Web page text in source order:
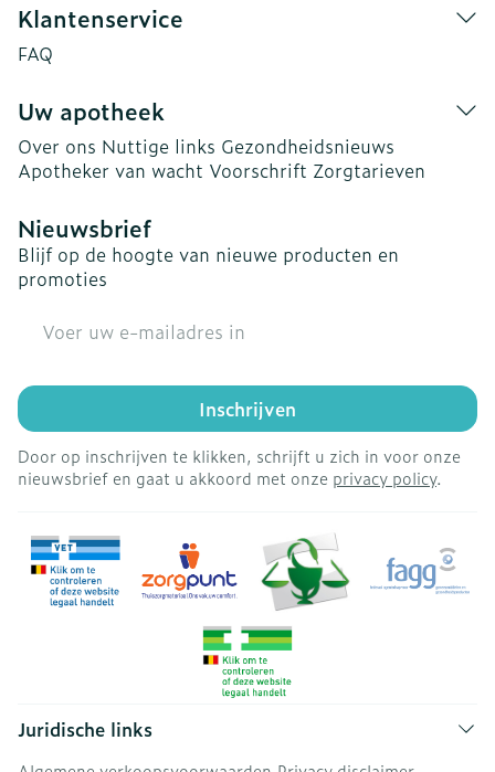
Klantenservice
FAQ
Uw apotheek
Over ons Nuttige links Gezondheidsnieuws
Apotheker van wacht Voorschrift Zorgtarieven
Nieuwsbrief
Blijf op de hoogte van nieuwe producten en
promoties
Inschrijven
Door op inschrijven te klikken, schrijft u zich in voor onze
nieuwsbrief en gaat u akkoord met onze privacy policy.
Juridische links